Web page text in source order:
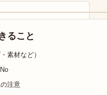
ること
素材など）
注意